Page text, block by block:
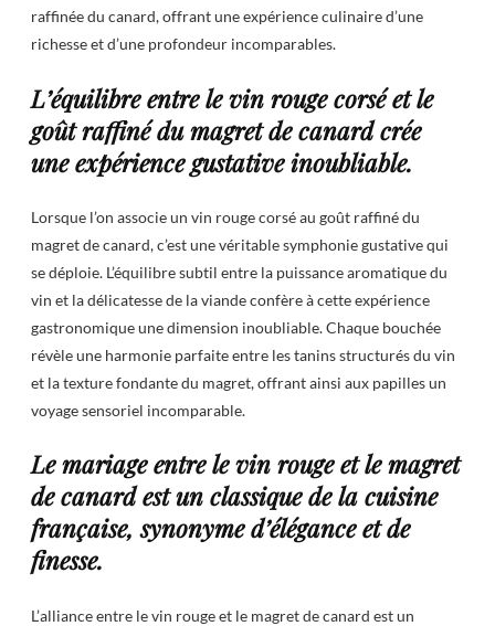
raffinée du canard, offrant une expérience culinaire d’une
richesse et d’une profondeur incomparables.
L’équilibre entre le vin rouge corsé et le
goût raffiné du magret de canard crée
une expérience gustative inoubliable.
Lorsque l’on associe un vin rouge corsé au goût raffiné du
magret de canard, c’est une véritable symphonie gustative qui
se déploie. L’équilibre subtil entre la puissance aromatique du
vin et la délicatesse de la viande confère à cette expérience
gastronomique une dimension inoubliable. Chaque bouchée
révèle une harmonie parfaite entre les tanins structurés du vin
et la texture fondante du magret, offrant ainsi aux papilles un
voyage sensoriel incomparable.
Le mariage entre le vin rouge et le magret
de canard est un classique de la cuisine
française, synonyme d’élégance et de
finesse.
L’alliance entre le vin rouge et le magret de canard est un